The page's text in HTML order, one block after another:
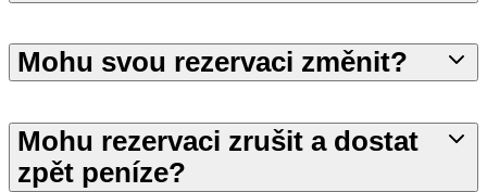
Mohu svou rezervaci změnit?
Mohu rezervaci zrušit a dostat
zpět peníze?